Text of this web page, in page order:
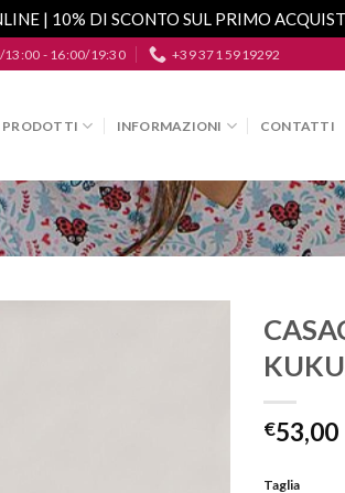
| 10% DI SCONTO SUL PRIMO
13:00 - 16:00/19:30 +39 371 5919292
PRODOTTI INFORMAZIONI CONTATTI
€53,00
Taglia